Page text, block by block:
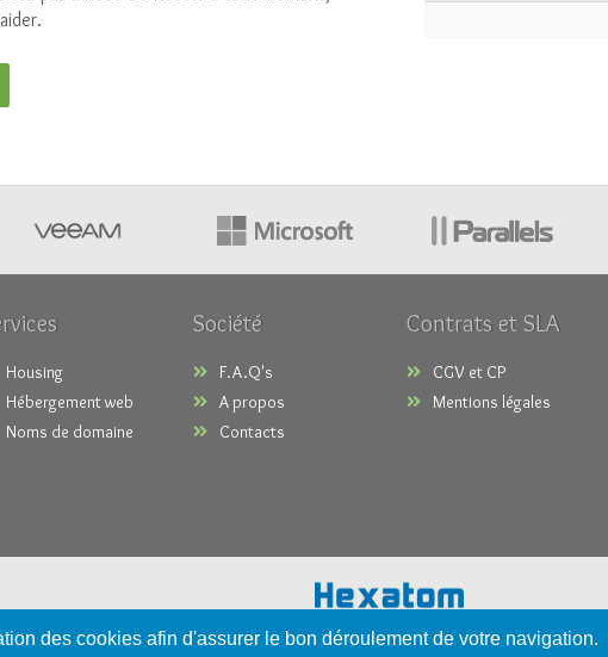
des cookies afin d'assurer le bon déroulement de votre navigation.
Housing
Hébergement web
Noms de domaine
Société
F.A.Q's
A propos
Contacts
Contrats et SLA
CGV et CP
Mentions légales
Copyright © 2026 -Hexatom- All Rights Reserved.